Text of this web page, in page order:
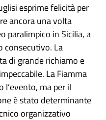
esprime felicità per
ancora una volta
paralimpico in Sicilia, a
consecutivo. La
di grande richiamo e
La Fiamma
l’evento, ma per il
è stato determinante
organizzativo